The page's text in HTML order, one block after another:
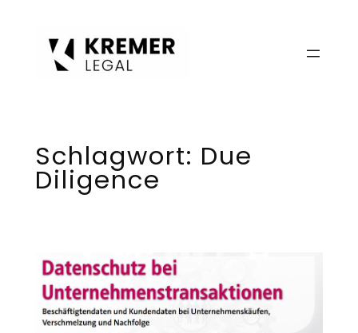
Schlagwort: Due
Diligence